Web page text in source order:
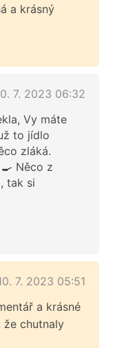
a krásný
7. 2023 06:32
Vy máte
to jídlo
zláká.
Něco z
tak si
7. 2023 05:51
a krásné
že chutnaly